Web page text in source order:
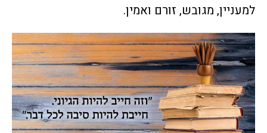
למעניין, מגובש, זורם ואמין.